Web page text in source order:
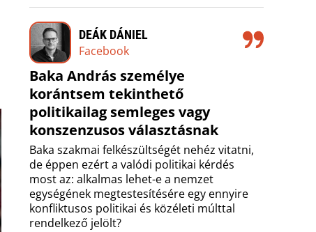
DEÁK DÁNIEL
Facebook
Baka András személye
korántsem tekinthető
politikailag semleges vagy
konszenzusos választásnak
Baka szakmai felkészültségét nehéz vitatni,
de éppen ezért a valódi politikai kérdés
most az: alkalmas lehet-e a nemzet
egységének megtestesítésére egy ennyire
konfliktusos politikai és közéleti múlttal
rendelkező jelölt?